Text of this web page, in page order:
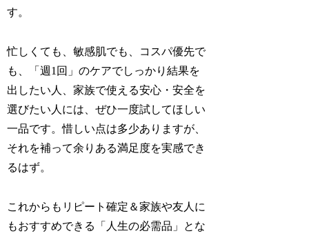
す。
忙しくても、敏感肌でも、コスパ優先で
も、「週1回」のケアでしっかり結果を
出したい人、家族で使える安心・安全を
選びたい人には、ぜひ一度試してほしい
一品です。惜しい点は多少ありますが、
それを補って余りある満足度を実感でき
るはず。
これからもリピート確定＆家族や友人に
もおすすめできる「人生の必需品」とな